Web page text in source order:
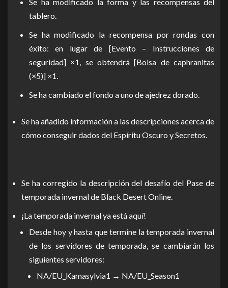
Se ha modificado la forma y las recompensas del
tablero.
Se ha modificado la recompensa por rondas con
éxito: en lugar de [Evento – Instrucciones de
seguridad] ×1, se obtendrá [Bolsa de caphranitas
(×5)] ×1.
Se ha cambiado el fondo a uno de ajedrez dorado.
Se ha añadido información a las descripciones acerca de
cómo conseguir dados del Espíritu Oscuro y Secretos.
Se ha corregido la descripción del desafío del Pase de
temporada invernal de Black Desert Online.
¡La temporada invernal ya está aquí!
Desde hoy y hasta que termine la temporada invernal
de los servidores de temporada, se cambiarán los
siguientes servidores:
NA/EU_Kamasylvia1 → NA/EU_Season1